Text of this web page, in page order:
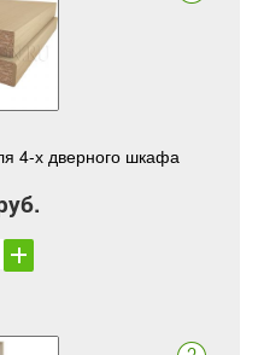
4-х дверного шкафа